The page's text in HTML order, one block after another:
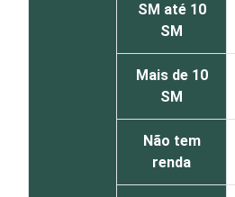
SM até 10
SM
Mais de 10
SM
Não tem
renda